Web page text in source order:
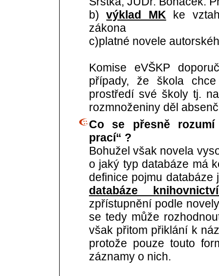
b)výklad MK ke
zákona
c)platné novele
Komise eVŠKP
případy, že škola
prostředí své školy tj.
rozmnoženiny děl
Co se přesně rozumí
prací“ ?
Bohužel však novela
o jaký typ databáze má
definice pojmu
databáze
zpřístupnění podle
se tedy může
však přitom přiklání k
protože pouze touto
záznamy o nich.